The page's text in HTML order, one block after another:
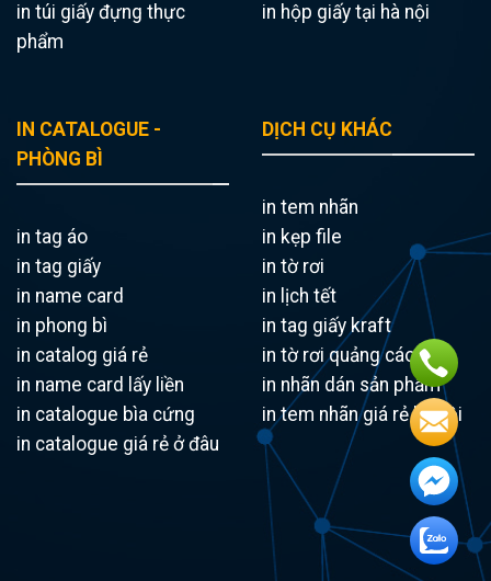
in túi giấy đựng thực
phẩm
in hộp giấy tại hà nội
IN CATALOGUE -
PHÒNG BÌ
in tag áo
in tag giấy
in name card
in phong bì
in catalog giá rẻ
in name card lấy liền
in catalogue bìa cứng
in catalogue giá rẻ ở đâu
DỊCH CỤ KHÁC
in tem nhãn
in kẹp file
in tờ rơi
in lịch tết
in tag giấy kraft
in tờ rơi quảng cáo
in nhãn dán sản phẩm
in tem nhãn giá rẻ hà nội